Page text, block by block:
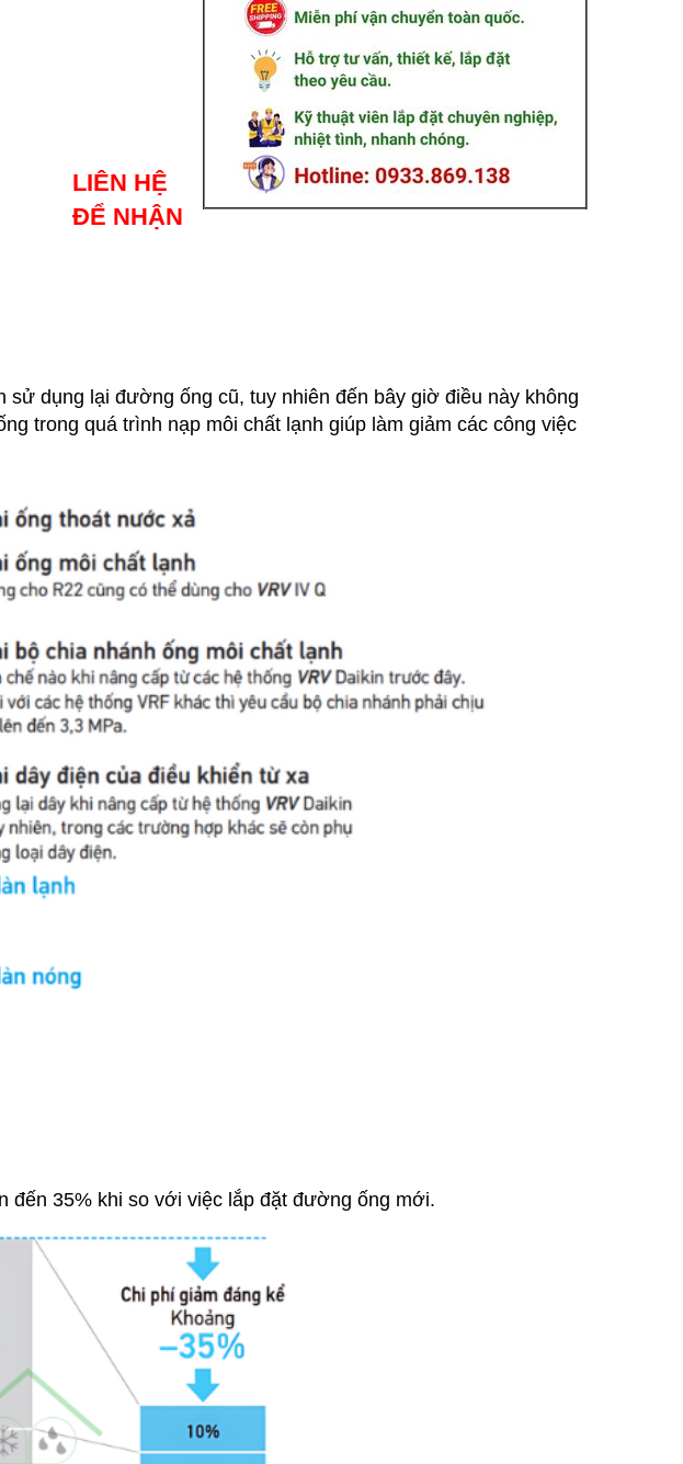
LIÊN HỆ
ĐỂ NHẬN
dụng lại đường ống cũ, tuy nhiên đến bây giờ điều này không
trong quá trình nạp môi chất lạnh giúp làm giảm các công việc
đến 35% khi so với việc lắp đặt đường ống mới.